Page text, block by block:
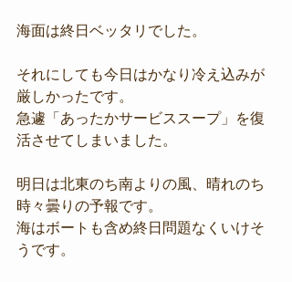
海面は終日ベッタリでした。
それにしても今日はかなり冷え込みが
厳しかったです。
急遽「あったかサービススープ」を復
活させてしまいました。
明日は北東のち南よりの風、晴れのち
時々曇りの予報です。
海はボートも含め終日問題なくいけそ
うです。